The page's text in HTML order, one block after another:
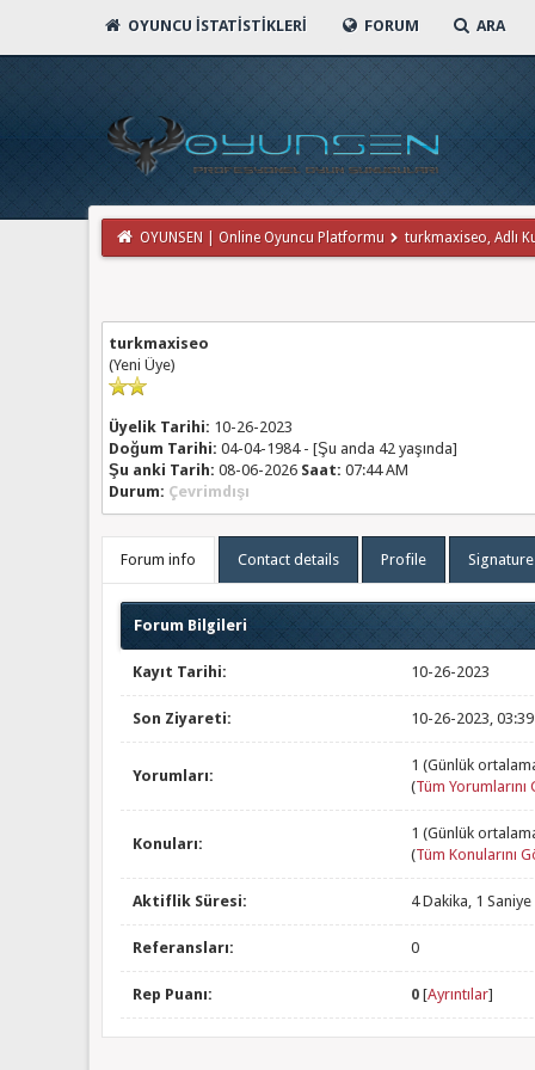
OYUNCU İSTATISTIKLERI FORUM ARA
OYUNSEN | Online Oyuncu Platformu turkmaxiseo, Adlı
turkmaxiseo
(Yeni Üye)
Üyelik Tarihi: 10-26-2023
Doğum Tarihi: 04-04-1984 - [Şu anda 42 yaşında]
Şu anki Tarih: 08-06-2026 Saat: 07:44 AM
Durum: Çevrimdışı
Forum info Contact details Profile Signature
Forum Bilgileri
Kayıt Tarihi: 10-26-2023
Son Ziyareti: 10-26-2023,
Yorumları:
1 (Günlük
(Tüm Yorumlarını
Konuları:
1 (Günlük
(Tüm Konularını
Aktiflik Süresi: 4 Dakika, 1 Saniye
Referansları: 0
Rep Puanı: 0 [Ayrıntılar]